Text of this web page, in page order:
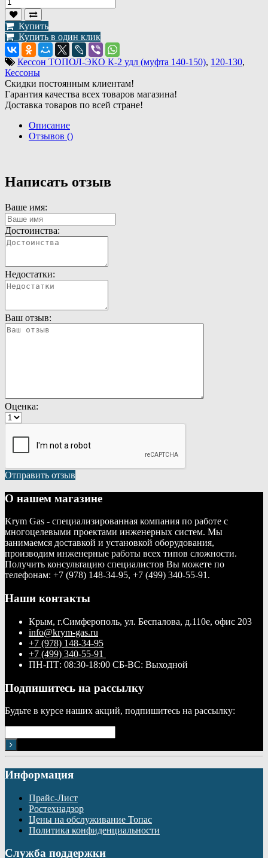
Купить
Купить в один клик
Кессон ТОПОЛ-ЭКО К-2 удл (муфта 140-150), 120-130,
Кессоны
Скидки постоянным клиентам!
Гарантия качества всех товаров магазина!
Доставка товаров по всей стране!
Описание
Отзывов ()
Написать отзыв
Ваше имя:
Достоинства:
Недостатки:
Ваш отзыв:
Оценка:
Отправить отзыв
О нашем магазине
Krym Gas - специализированная компания по работе с
многоцелевыми проектами инженерных систем. Мы
занимаемся доставкой и установкой оборудования,
производим инженерные работы всех типов сложности.
Получить консультацию специалистов Вы можете по
телефонам: +7 (978) 148-34-95, +7 (499) 340-55-91.
Наши контакты
Крым, г.Симферополь, ул. Беспалова, д.110е, офис 203
info@krym-gas.ru
+7 (978) 148-34-95
+7 (499) 340-55-91 ​
ПН-ПТ: 08:30-18:00 СБ-ВС: Выходной
Подпишитесь на рассылку
Будьте в курсе наших акций, подпишитесь на рассылку:
Информация
Прайс-Лист
Ростехнадзор
Цены на обслуживание Топас
Политика конфиденциальности
Служба поддержки